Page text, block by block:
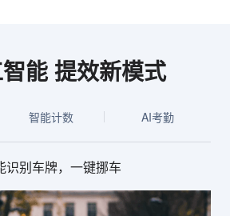
能 提效新模式
智能计数 AI考勤
识别车牌，一键挪车